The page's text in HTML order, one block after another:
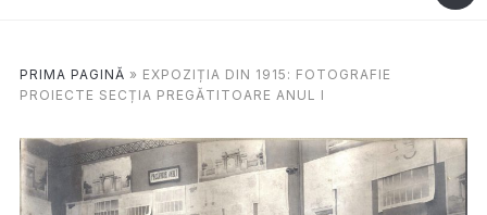
PRIMA PAGINĂ » EXPOZIȚIA DIN 1915: FOTOGRAFIE
PROIECTE SECȚIA PREGĂTITOARE ANUL I